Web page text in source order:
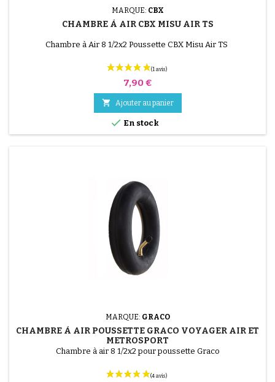
MARQUE: CBX
CHAMBRE À AIR CBX MISU AIR TS
Chambre à Air 8 1/2x2 Poussette CBX Misu Air TS
Prix
7,90 €
 Ajouter au panier
 En stock
MARQUE: GRACO
CHAMBRE À AIR POUSSETTE GRACO VOYAGER AIR ET
METROSPORT
Chambre à air 8 1/2x2 pour poussette Graco